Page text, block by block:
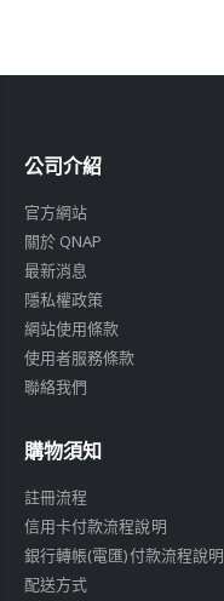
公司介紹
官方網站
關於 QNAP
最新消息
隱私權政策
網站使用條款
使用者服務條款
聯絡我們
購物須知
註冊流程
信用卡付款流程說明
銀行轉帳(電匯)付款流程說明
配送方式